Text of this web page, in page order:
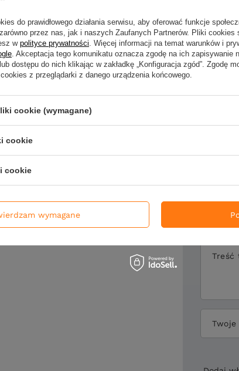
Twoja
Treść
do prawidłowego działania serwisu, aby oferować funkcje
przez nas, jak i naszych Zaufanych Partnerów. Pliki cookies
w polityce prywatności. Więcej informacji na temat warunków i
. Akceptacja tego komunikatu oznacza zgodę na ich zapisywanie
dostępu do nich klikając w zakładkę „Konfiguracja zgód”. Zgodę
z przeglądarki z danego urządzenia końcowego.
cookie (wymagane)
cookie
cookie
wymagane